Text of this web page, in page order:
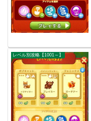
レベル別攻略【1001～】